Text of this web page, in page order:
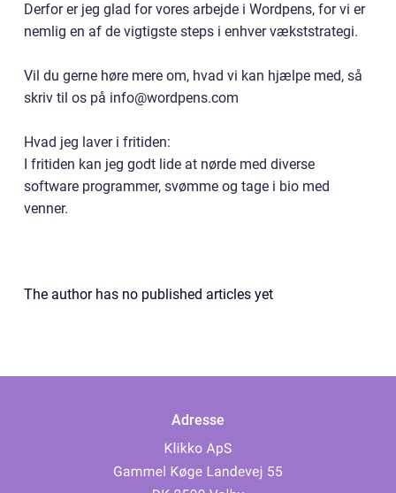
Derfor er jeg glad for vores arbejde i Wordpens, for vi er
nemlig en af de vigtigste steps i enhver vækststrategi.
Vil du gerne høre mere om, hvad vi kan hjælpe med, så
skriv til os på info@wordpens.com
Hvad jeg laver i fritiden:
I fritiden kan jeg godt lide at nørde med diverse
software programmer, svømme og tage i bio med
venner.
The author has no published articles yet
Adresse